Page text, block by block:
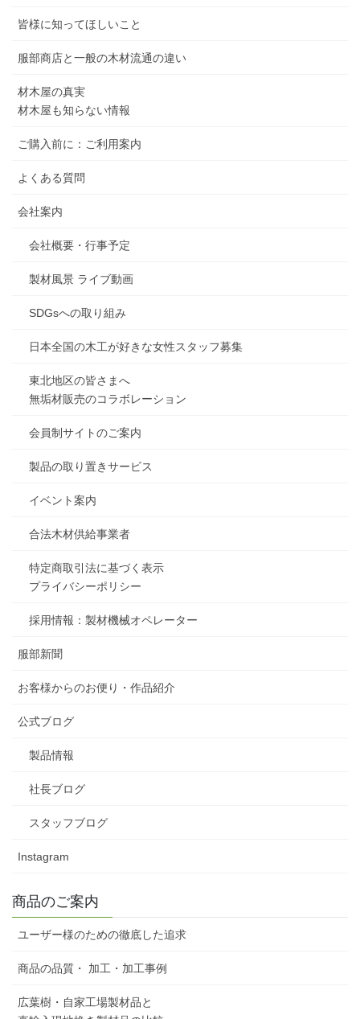
皆様に知ってほしいこと
服部商店と一般の木材流通の違い
材木屋の真実
材木屋も知らない情報
ご購入前に：ご利用案内
よくある質問
会社案内
会社概要・行事予定
製材風景 ライブ動画
SDGsへの取り組み
日本全国の木工が好きな女性スタッフ募集
東北地区の皆さまへ
無垢材販売のコラボレーション
会員制サイトのご案内
製品の取り置きサービス
イベント案内
合法木材供給事業者
特定商取引法に基づく表示
プライバシーポリシー
採用情報：製材機械オペレーター
服部新聞
お客様からのお便り・作品紹介
公式ブログ
製品情報
社長ブログ
スタッフブログ
Instagram
商品のご案内
ユーザー様のための徹底した追求
商品の品質・ 加工・加工事例
広葉樹・自家工場製材品と